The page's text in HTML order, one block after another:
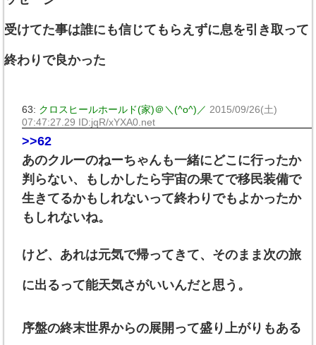
受けてた事は誰にも信じてもらえずに息を引き取って
終わりで良かった
63: クロスヒールホールド(家)＠＼(^o^)／ 2015/09/26(土)
07:47:27.29 ID:jqR/xYXA0.net
>>62
あのクルーのねーちゃんも一緒にどこに行ったか
判らない、もしかしたら宇宙の果てで移民装備で
生きてるかもしれないって終わりでもよかったか
もしれないね。
けど、あれは元気で帰ってきて、そのまま次の旅
に出るって能天気さがいいんだと思う。
序盤の終末世界からの展開って盛り上がりもある